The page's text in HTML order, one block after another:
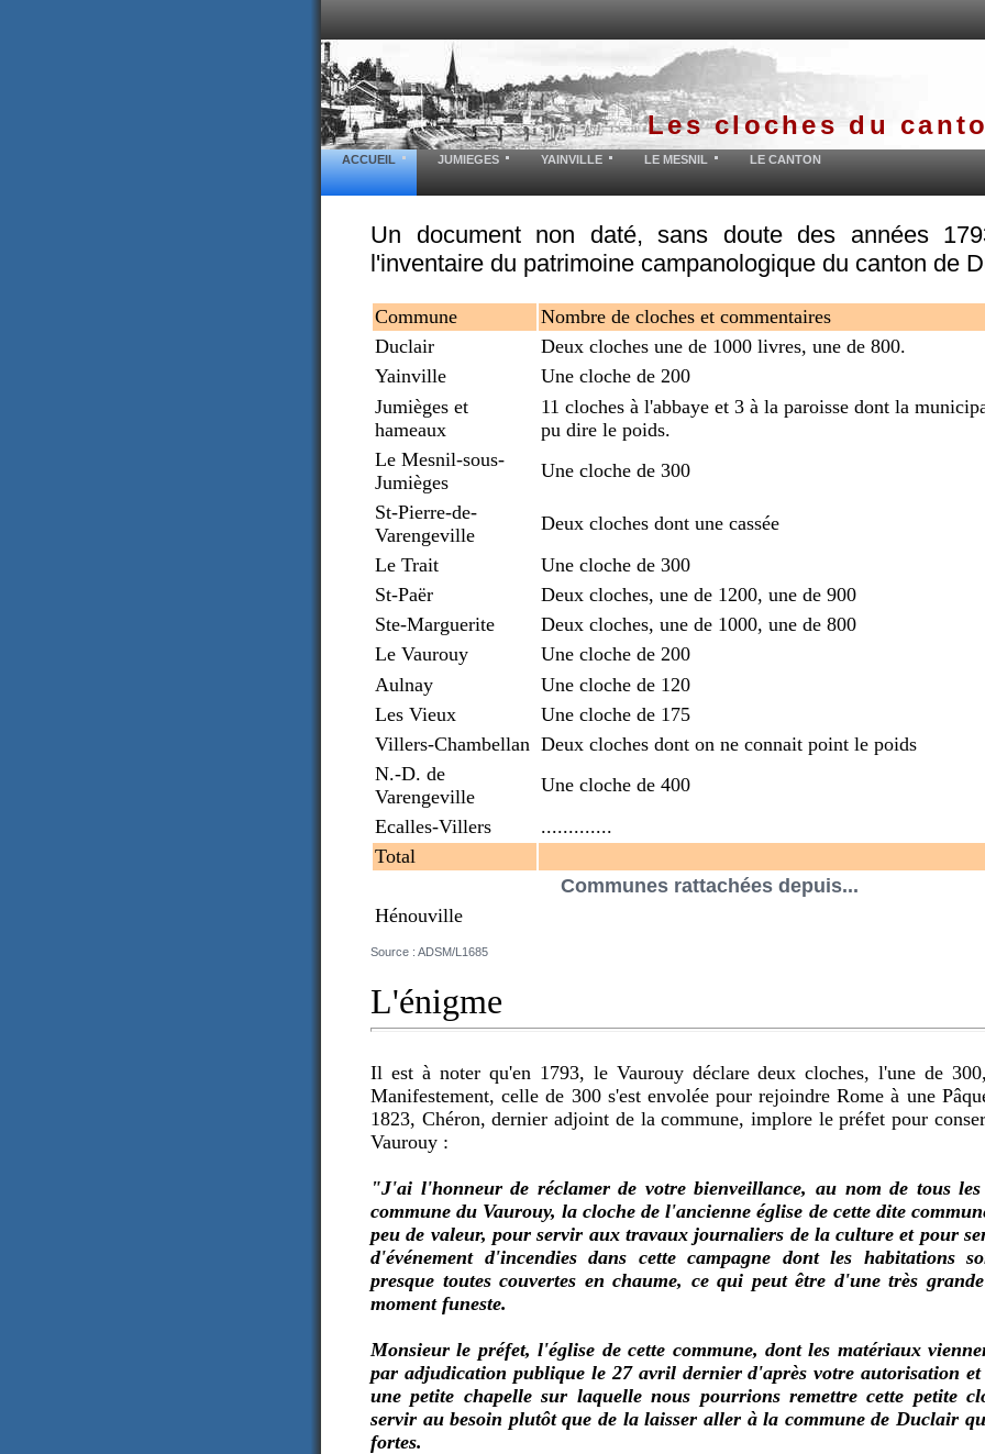
Les cloches du
ACCUEIL JUMIEGES YAINVILLE LE MESNIL LE CANTON
Un document non daté, sans doute des années
l'inventaire du patrimoine campanologique du canton de
Commune Nombre de cloches et commentaires
Duclair
Deux cloches une de 1000 livres, une de 800.
Yainville
Une cloche de 200
Jumièges et
hameaux
11 cloches à l'abbaye et 3 à la paroisse dont la
pu dire le poids.
Le Mesnil-sous-
Jumièges
Une cloche de 300
St-Pierre-de-
Varengeville
Deux cloches dont une cassée
Le Trait
Une cloche de 300
St-Paër
Deux cloches, une de 1200, une de 900
Ste-Marguerite
Deux cloches, une de 1000, une de 800
Le Vaurouy
Une cloche de 200
Aulnay
Une cloche de 120
Les Vieux
Une cloche de 175
Villers-Chambellan Deux cloches dont on ne connait point le poids
N.-D. de
Varengeville
Une cloche de 400
Ecalles-Villers
.............
Total
Communes rattachées depuis...
Hénouville
Source : ADSM/L1685
L'énigme
Il est à noter qu'en 1793, le Vaurouy déclare deux cloches, l'une de
Manifestement, celle de 300 s'est envolée pour rejoindre Rome à une
1823, Chéron, dernier adjoint de la commune, implore le préfet pour
Vaurouy :
"J'ai l'honneur de réclamer de votre bienveillance, au nom de tous
commune du Vaurouy, la cloche de l'ancienne église de cette dite
peu de valeur, pour servir aux travaux journaliers de la culture et pour
d'événement d'incendies dans cette campagne dont les habitations
presque toutes couvertes en chaume, ce qui peut être d'une très
moment funeste.
Monsieur le préfet, l'église de cette commune, dont les matériaux
par adjudication publique le 27 avril dernier d'après votre autorisation et
une petite chapelle sur laquelle nous pourrions remettre cette petite
servir au besoin plutôt que de la laisser aller à la commune de Duclair
fortes.